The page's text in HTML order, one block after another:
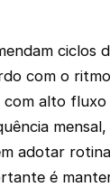
ciclos
com o
com alto
adotar
é